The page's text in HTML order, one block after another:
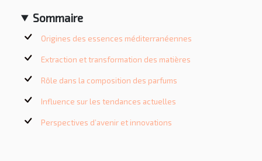
Sommaire
Origines des essences méditerranéennes
Extraction et transformation des matières
Rôle dans la composition des parfums
Influence sur les tendances actuelles
Perspectives d’avenir et innovations